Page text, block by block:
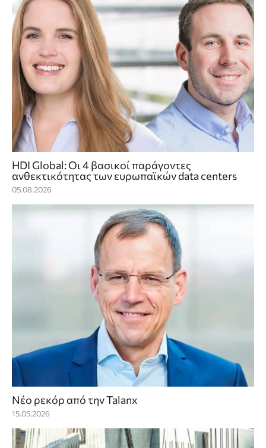
HDI Global: Οι 4 βασικοί παράγοντες
ανθεκτικότητας των ευρωπαϊκών data centers
05.08.2026
Νέο ρεκόρ από την Talanx
15.05.2026